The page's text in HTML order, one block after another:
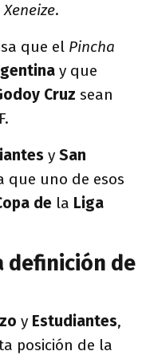
Xeneize.
que el Pincha
y que
Cruz sean
y San
que uno de esos
de la Liga
definición de
y Estudiantes,
posición de la